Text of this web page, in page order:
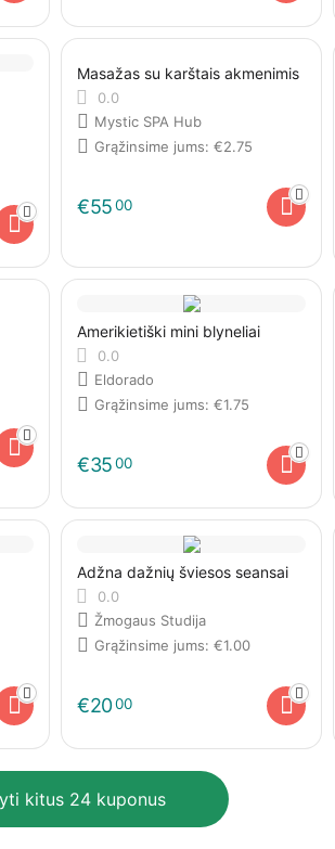
Masažas su karštais akmenimis
0.0
Mystic SPA Hub
Grąžinsime jums: €2.75
€5500
Amerikietiški mini blyneliai
0.0
Eldorado
Grąžinsime jums: €1.75
€3500
Adžna dažnių šviesos seansai
0.0
Žmogaus Studija
Grąžinsime jums: €1.00
€2000
kitus 24 kuponus